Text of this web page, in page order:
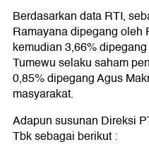
Berdasarkan data RTI,
Ramayana dipegang oleh
kemudian 3,66%
Tumewu selaku saham
0,85% dipegang Agus
masyarakat.
Adapun susunan Direksi
Tbk sebagai berikut :